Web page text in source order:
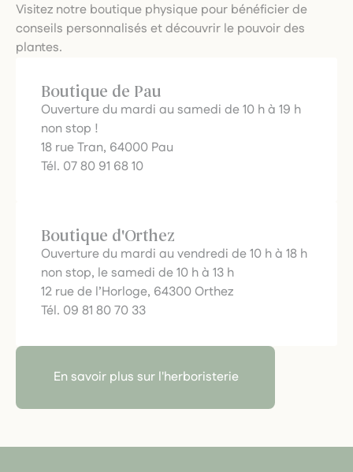
Visitez notre boutique physique pour bénéficier de
conseils personnalisés et découvrir le pouvoir des
plantes.
Boutique de Pau
Ouverture du mardi au samedi de 10 h à 19 h
non stop !
18 rue Tran, 64000 Pau
Tél. 07 80 91 68 10
Boutique d'Orthez
Ouverture du mardi au vendredi de 10 h à 18 h
non stop, le samedi de 10 h à 13 h
12 rue de l’Horloge, 64300 Orthez
Tél. 09 81 80 70 33
En savoir plus sur l'herboristerie